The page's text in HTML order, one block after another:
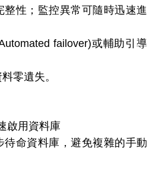
整性；監控異常可隨時迅速進
failover)或輔助引導
零遺失。
啟用資料庫
待命資料庫，避免複雜的手動